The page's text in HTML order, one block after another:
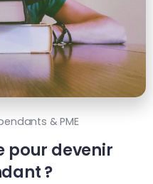
& PME
pour devenir
?